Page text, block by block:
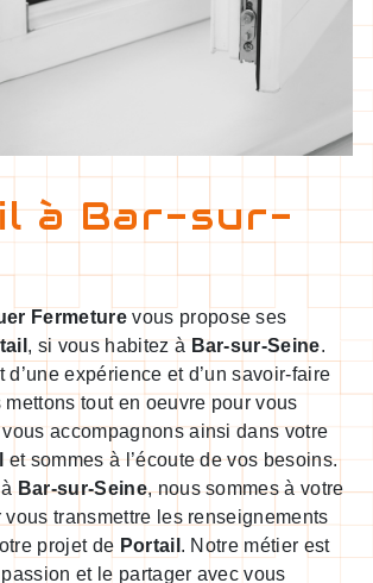
à Bar-sur-
Fermeturevous propose ses
, si vous habitez à Bar-sur-Seine.
d’une expérience et d’un savoir-faire
tout en oeuvre pour vous
accompagnons ainsi dans votre
et sommes à l’écoute de vos besoins.
Bar-sur-Seine, nous sommes à votre
transmettre les renseignements
projet de Portail . Notre métier est
et le partager avec vous